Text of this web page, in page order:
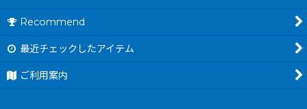
Recommend
最近チェックしたアイテム
ご利用案内